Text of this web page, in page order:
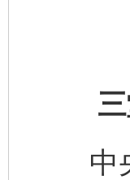
三堂
中央